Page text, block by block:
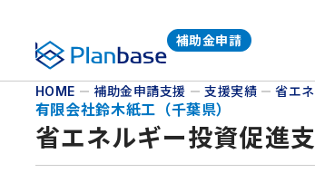
株式会社プランベース補助金申請
HOME 補助金申請支援 支援実績 省エ
有限会社鈴木紙工（千葉県）
省エネルギー投資促進